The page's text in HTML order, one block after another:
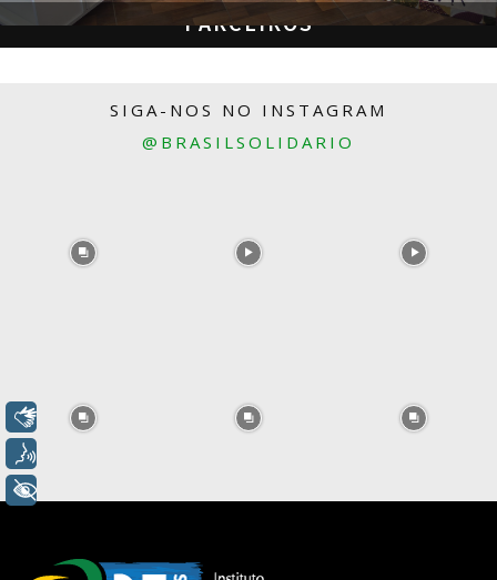
PARCEIROS
SIGA-NOS NO INSTAGRAM
@BRASILSOLIDARIO
Libras